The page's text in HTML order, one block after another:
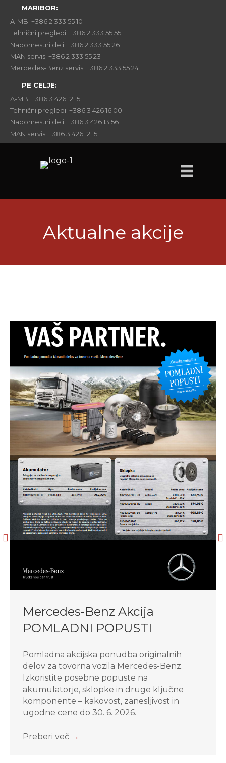
MARIBOR:
A-MB: +386 2 333 55 10
Tehnični pregledi: +386 2 333 55 55
Nadomestni deli: +386 2 333 55 26
MAN servis: +386 2 333 55 23
Mercedes-Benz servis: +386 2 333 55 24
PE CELJE:
A-MB: +386 3 426 12 15
Tehnični pregledi: +386 3 426 16 00
Nadomestni deli: +386 3 426 13 56
MAN servis: +386 3 426 12 15
Aktualne akcije
Mercedes-Benz Akcija
POMLADNI POPUSTI
Pomladna akcijska ponudba originalnih
delov za tovorna vozila Mercedes-Benz.
Izkoristite posebne popuste na
akumulatorje, sklopke in druge ključne
komponente – kakovost, zanesljivost in
ugodne cene do 30. 6. 2026.
Preberi več →